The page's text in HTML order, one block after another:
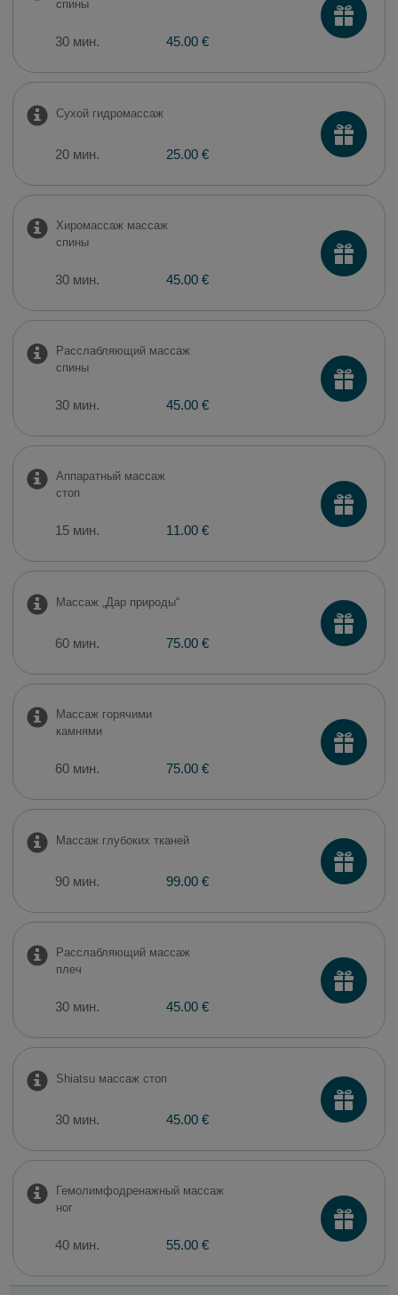
спины
30 мин. 45.00 €
Сухой гидромассаж
20 мин. 25.00 €
Xиромассаж массаж
спины
30 мин. 45.00 €
Расслабляющий массаж
спины
30 мин. 45.00 €
​Аппаратный массаж
стоп
15 мин. 11.00 €
Массаж „Дар природы“
60 мин. 75.00 €
Массаж горячими
камнями
60 мин. 75.00 €
Массаж глубоких тканей
90 мин. 99.00 €
Расслабляющий массаж
плеч
30 мин. 45.00 €
Shiatsu массаж стоп
30 мин. 45.00 €
Гемолимфодренажный массаж
ног
40 мин. 55.00 €